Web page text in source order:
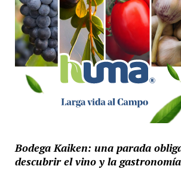
Bodega Kaiken: una parada
descubrir el vino y la